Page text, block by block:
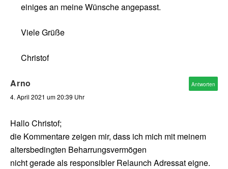
einiges an meine Wünsche angepasst.
Viele Grüße
Christof
Arno
4. April 2021 um 20:39 Uhr
Hallo Christof;
die Kommentare zeigen mir, dass ich mich mit meinem
altersbedingten Beharrungsvermögen
nicht gerade als responsibler Relaunch Adressat eigne.
Antworten